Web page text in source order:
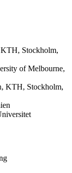
Stockholm,
of Melbourne,
KTH, Stockholm,